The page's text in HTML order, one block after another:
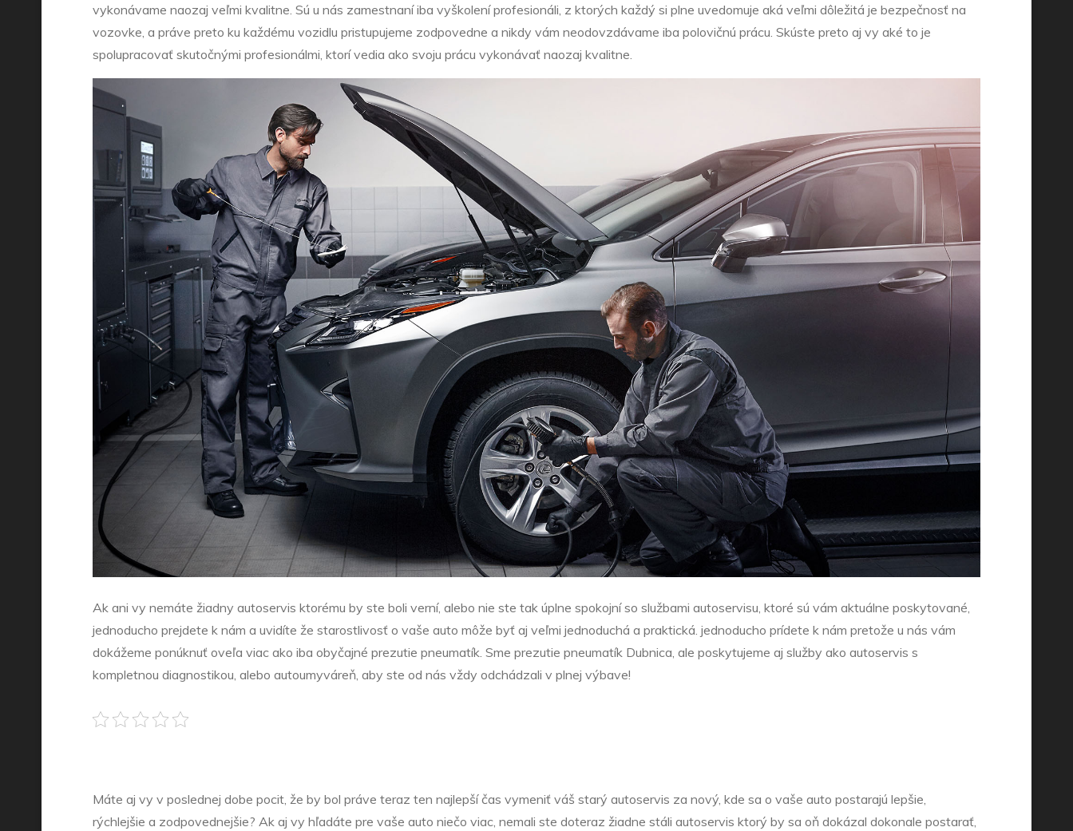
vykonávame naozaj veľmi kvalitne. Sú u nás zamestnaní iba vyškolení profesionáli, z ktorých každý si plne uvedomuje aká veľmi dôležitá je bezpečnosť na
vozovke, a práve preto ku každému vozidlu pristupujeme zodpovedne a nikdy vám neodovzdávame iba polovičnú prácu. Skúste preto aj vy aké to je
spolupracovať skutočnými profesionálmi, ktorí vedia ako svoju prácu vykonávať naozaj kvalitne.
Ak ani vy nemáte žiadny autoservis ktorému by ste boli verní, alebo nie ste tak úplne spokojní so službami autoservisu, ktoré sú vám aktuálne poskytované,
jednoducho prejdete k nám a uvidíte že starostlivosť o vaše auto môže byť aj veľmi jednoduchá a praktická. jednoducho prídete k nám pretože u nás vám
dokážeme ponúknuť oveľa viac ako iba obyčajné prezutie pneumatík. Sme prezutie pneumatík Dubnica, ale poskytujeme aj služby ako autoservis s
kompletnou diagnostikou, alebo autoumyváreň, aby ste od nás vždy odchádzali v plnej výbave!
Máte aj vy v poslednej dobe pocit, že by bol práve teraz ten najlepší čas vymeniť váš starý autoservis za nový, kde sa o vaše auto postarajú lepšie,
rýchlejšie a zodpovednejšie? Ak aj vy hľadáte pre vaše auto niečo viac, nemali ste doteraz žiadne stáli autoservis ktorý by sa oň dokázal dokonale postarať,